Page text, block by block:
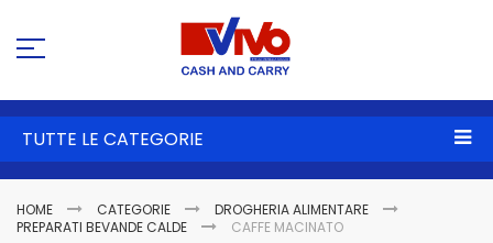
TUTTE LE CATEGORIE
HOME CATEGORIE
DROGHERIA ALIMENTARE
PREPARATI BEVANDE CALDE
CAFFE MACINATO